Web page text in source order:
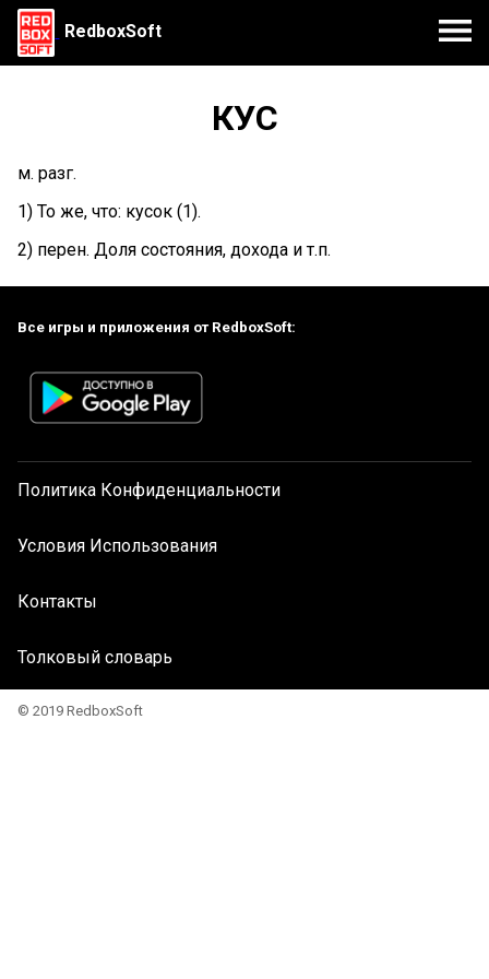
RedboxSoft
КУС
м. разг.
1) То же, что: кусок (1).
2) перен. Доля состояния, дохода и т.п.
Все игры и приложения от RedboxSoft:
Политика Конфиденциальности
Условия Использования
Контакты
Толковый словарь
© 2019 RedboxSoft